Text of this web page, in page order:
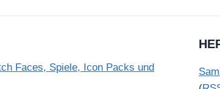
Faces, Spiele, Icon Packs und